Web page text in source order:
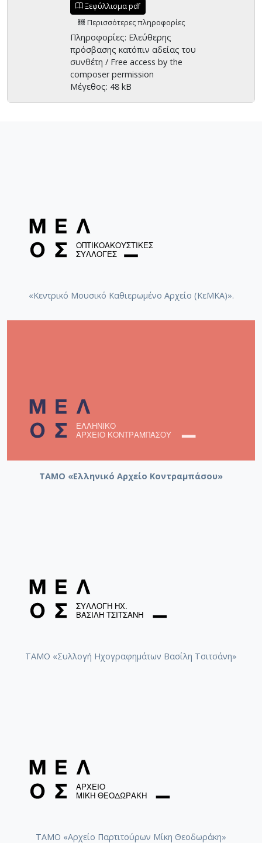
Ξεφύλλισμα pdf
Περισσότερες πληροφορίες
Πληροφορίες: Ελεύθερης
πρόσβασης κατόπιν αδείας του
συνθέτη / Free access by the
composer permission
Μέγεθος: 48 kB
«Κεντρικό Μουσικό Καθιερωμένο Αρχείο (ΚεΜΚΑ)».
ΤΑΜΟ «Ελληνικό Αρχείο Κοντραμπάσου»
ΤΑΜΟ «Συλλογή Ηχογραφημάτων Βασίλη Τσιτσάνη»
ΤΑΜΟ «Αρχείο Παρτιτούρων Μίκη Θεοδωράκη»